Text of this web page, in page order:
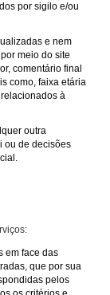
por sigilo e/ou
e nem
meio do site
comentário final
como, faixa etária
à
outra
ou de decisões
em face das
que por sua
pelos